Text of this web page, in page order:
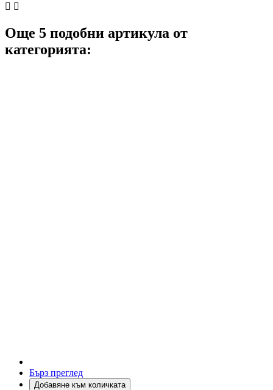
 
Още 5 подобни артикула от
категорията:
Бърз преглед
Добавяне към количката